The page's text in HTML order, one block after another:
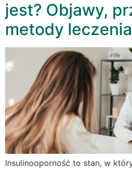
jest? Objawy,
metody
Insulinooporność to stan, w